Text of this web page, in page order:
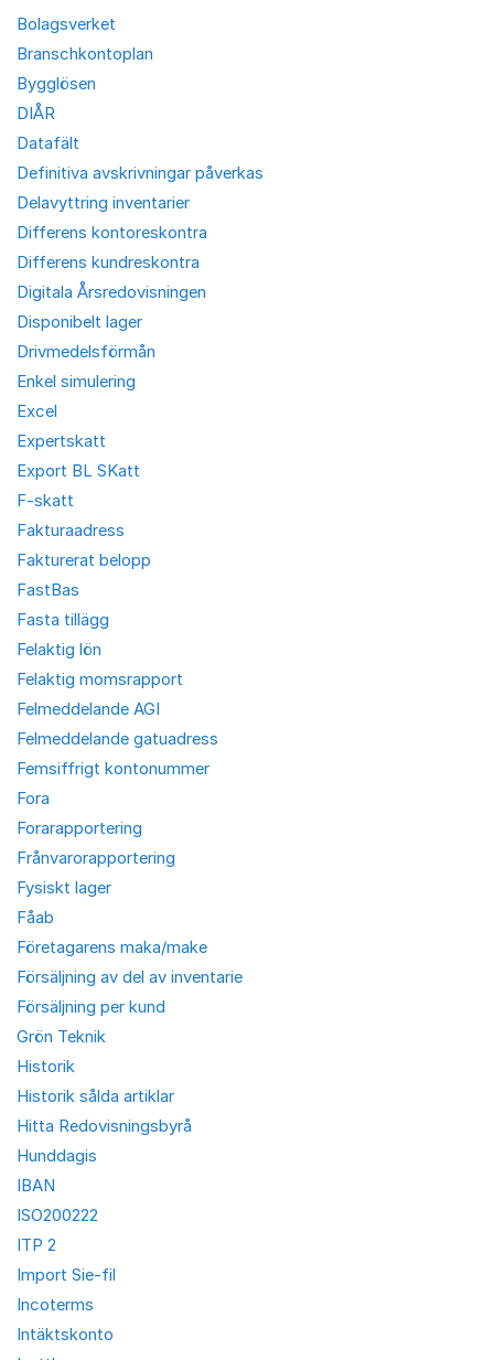
Bolagsverket
Branschkontoplan
Bygglösen
DIÅR
Datafält
Definitiva avskrivningar påverkas
Delavyttring inventarier
Differens kontoreskontra
Differens kundreskontra
Digitala Årsredovisningen
Disponibelt lager
Drivmedelsförmån
Enkel simulering
Excel
Expertskatt
Export BL SKatt
F-skatt
Fakturaadress
Fakturerat belopp
FastBas
Fasta tillägg
Felaktig lön
Felaktig momsrapport
Felmeddelande AGI
Felmeddelande gatuadress
Femsiffrigt kontonummer
Fora
Forarapportering
Frånvarorapportering
Fysiskt lager
Fåab
Företagarens maka/make
Försäljning av del av inventarie
Försäljning per kund
Grön Teknik
Historik
Historik sålda artiklar
Hitta Redovisningsbyrå
Hunddagis
IBAN
ISO200222
ITP 2
Import Sie-fil
Incoterms
Intäktskonto